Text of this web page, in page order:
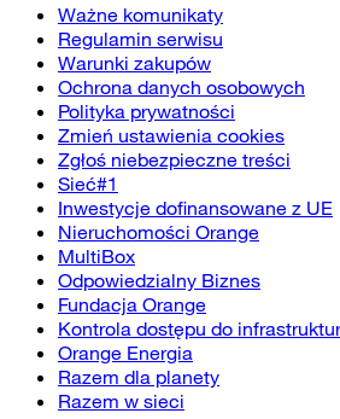
Ważne komunikaty
Regulamin serwisu
Warunki zakupów
Ochrona danych osobowych
Polityka prywatności
Zmień ustawienia cookies
Zgłoś niebezpieczne treści
Sieć#1
Inwestycje dofinansowane z UE
Nieruchomości Orange
MultiBox
Odpowiedzialny Biznes
Fundacja Orange
Kontrola dostępu do
Orange Energia
Razem dla planety
Razem w sieci